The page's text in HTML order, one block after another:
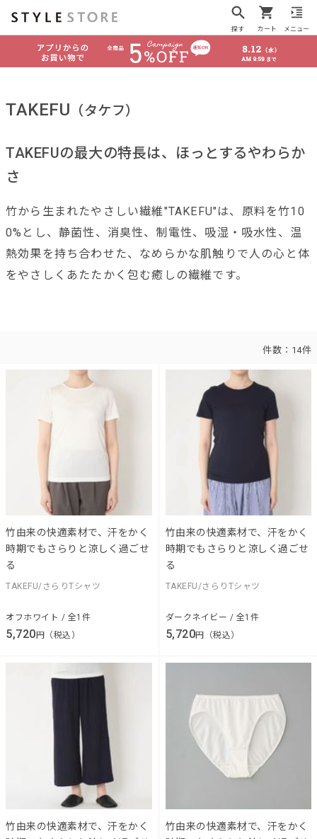
探す カート メニュー
TAKEFU （タケフ）
TAKEFUの最大の特長は、ほっとするやわらか
さ
竹から生まれたやさしい繊維"TAKEFU"は、原料を竹10
0%とし、静菌性、消臭性、制電性、吸湿・吸水性、温
熱効果を持ち合わせた、なめらかな肌触りで人の心と体
をやさしくあたたかく包む癒しの繊維です。
件数： 14件
竹由来の快適素材で、汗をかく
時期でもさらりと涼しく過ごせ
る
TAKEFU/さらりTシャツ
オフホワイト / 全1件
5,720 円（税込）
竹由来の快適素材で、汗をかく
時期でもさらりと涼しく過ごせ
る
TAKEFU/さらりTシャツ
ダークネイビー / 全1件
5,720円（税込）
竹由来の快適素材で、汗をかく
竹由来の快適素材で、汗をかく